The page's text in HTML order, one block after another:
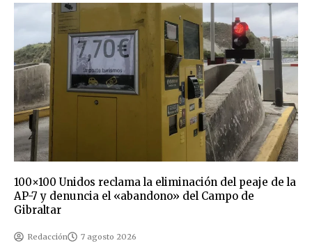
100×100 Unidos reclama la eliminación del peaje de la
AP-7 y denuncia el «abandono» del Campo de
Gibraltar
Redacción 7 agosto 2026